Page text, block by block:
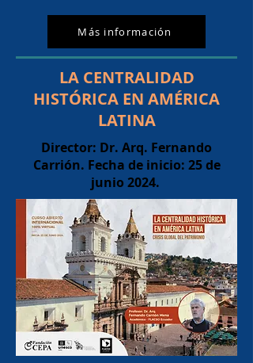
Más información
LA CENTRALIDAD
HISTÓRICA EN AMÉRICA
LATINA
Director: Dr. Arq. Fernando
Carrión. Fecha de inicio: 25 de
junio 2024.